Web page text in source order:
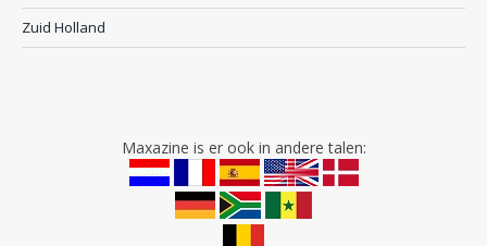
Zuid Holland
Maxazine is er ook in andere talen: